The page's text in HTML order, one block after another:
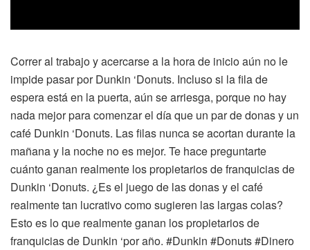
Correr al trabajo y acercarse a la hora de inicio aún no le
impide pasar por Dunkin ‘Donuts. Incluso si la fila de
espera está en la puerta, aún se arriesga, porque no hay
nada mejor para comenzar el día que un par de donas y un
café Dunkin ‘Donuts. Las filas nunca se acortan durante la
mañana y la noche no es mejor. Te hace preguntarte
cuánto ganan realmente los propietarios de franquicias de
Dunkin ‘Donuts. ¿Es el juego de las donas y el café
realmente tan lucrativo como sugieren las largas colas?
Esto es lo que realmente ganan los propietarios de
franquicias de Dunkin ‘por año. #Dunkin #Donuts #Dinero